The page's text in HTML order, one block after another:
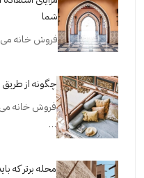
شما
فروش خانه می
چگونه از طریق
فروش خانه می
…
محله برتر که